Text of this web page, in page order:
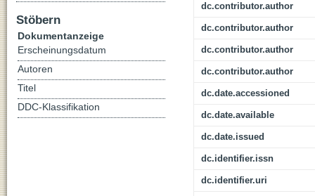
dc.contributor.author
dc.contributor.author
dc.contributor.author
dc.contributor.author
dc.date.accessioned
dc.date.available
dc.date.issued
dc.identifier.issn
dc.identifier.uri
Stöbern
Dokumentanzeige
Erscheinungsdatum
Autoren
Titel
DDC-Klassifikation